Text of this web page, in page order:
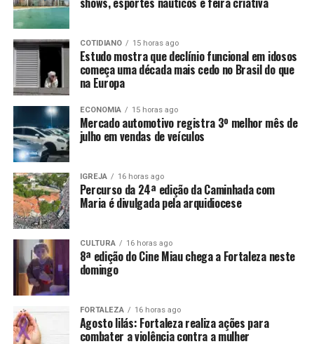
COTIDIANO 15 horas ago
Estudo mostra que declínio funcional em idosos
começa uma década mais cedo no Brasil do que
na Europa
ECONOMIA 15 horas ago
Mercado automotivo registra 3º melhor mês de
julho em vendas de veículos
IGREJA 16 horas ago
Percurso da 24ª edição da Caminhada com
Maria é divulgada pela arquidiocese
CULTURA 16 horas ago
8ª edição do Cine Miau chega a Fortaleza neste
domingo
FORTALEZA 16 horas ago
Agosto lilás: Fortaleza realiza ações para
combater a violência contra a mulher